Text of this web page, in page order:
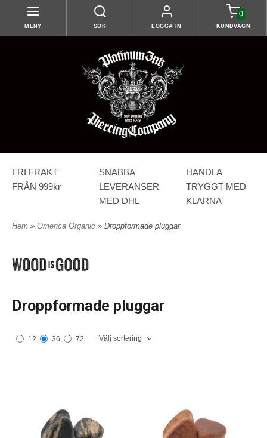
MENY SÖK LOGGA IN
0
KUNDVAGN
FRI FRAKT
FRÅN 999kr
SNABBA
LEVERANSER
MED DHL
HANDLA
TRYGGT MED
KLARNA
Hem » Omerica Organic » Droppformade pluggar
Droppformade pluggar
12 36 72 Välj sortering